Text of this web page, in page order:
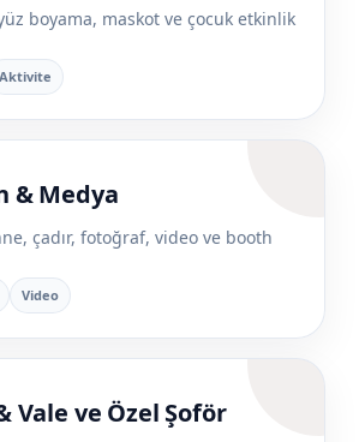
boyama, maskot ve çocuk etkinlik
Aktivite
& Medya
çadır, fotoğraf, video ve booth
Video
Vale ve Özel Şoför